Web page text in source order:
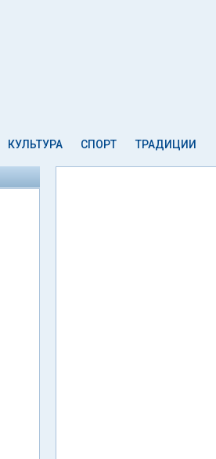
КУЛЬТУРА СПОРТ ТРАДИЦИИ